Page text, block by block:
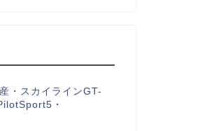
・スカイラインGT-
・